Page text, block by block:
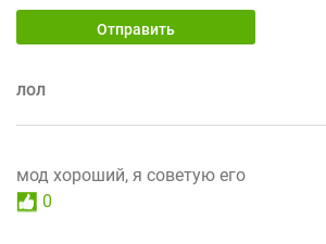
Отправить
лол
мод хороший, я советую его
0